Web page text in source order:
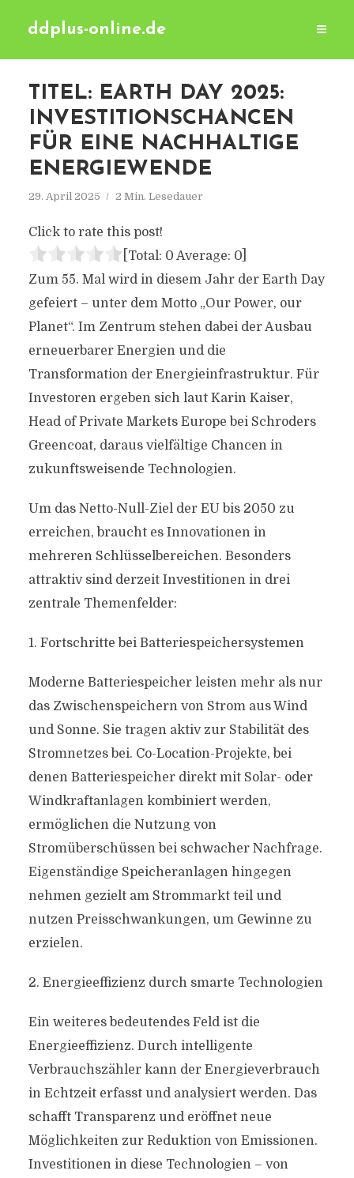
ddplus-online.de
TITEL: EARTH DAY 2025:
INVESTITIONSCHANCEN
FÜR EINE NACHHALTIGE
ENERGIEWENDE
29. April 2025 2 Min. Lesedauer
Click to rate this post!
[Total: 0 Average: 0]
Zum 55. Mal wird in diesem Jahr der Earth Day
gefeiert – unter dem Motto „Our Power, our
Planet“. Im Zentrum stehen dabei der Ausbau
erneuerbarer Energien und die
Transformation der Energieinfrastruktur. Für
Investoren ergeben sich laut Karin Kaiser,
Head of Private Markets Europe bei Schroders
Greencoat, daraus vielfältige Chancen in
zukunftsweisende Technologien.
Um das Netto-Null-Ziel der EU bis 2050 zu
erreichen, braucht es Innovationen in
mehreren Schlüsselbereichen. Besonders
attraktiv sind derzeit Investitionen in drei
zentrale Themenfelder:
1. Fortschritte bei Batteriespeichersystemen
Moderne Batteriespeicher leisten mehr als nur
das Zwischenspeichern von Strom aus Wind
und Sonne. Sie tragen aktiv zur Stabilität des
Stromnetzes bei. Co-Location-Projekte, bei
denen Batteriespeicher direkt mit Solar- oder
Windkraftanlagen kombiniert werden,
ermöglichen die Nutzung von
Stromüberschüssen bei schwacher Nachfrage.
Eigenständige Speicheranlagen hingegen
nehmen gezielt am Strommarkt teil und
nutzen Preisschwankungen, um Gewinne zu
erzielen.
2. Energieeffizienz durch smarte Technologien
Ein weiteres bedeutendes Feld ist die
Energieeffizienz. Durch intelligente
Verbrauchszähler kann der Energieverbrauch
in Echtzeit erfasst und analysiert werden. Das
schafft Transparenz und eröffnet neue
Möglichkeiten zur Reduktion von Emissionen.
Investitionen in diese Technologien – von